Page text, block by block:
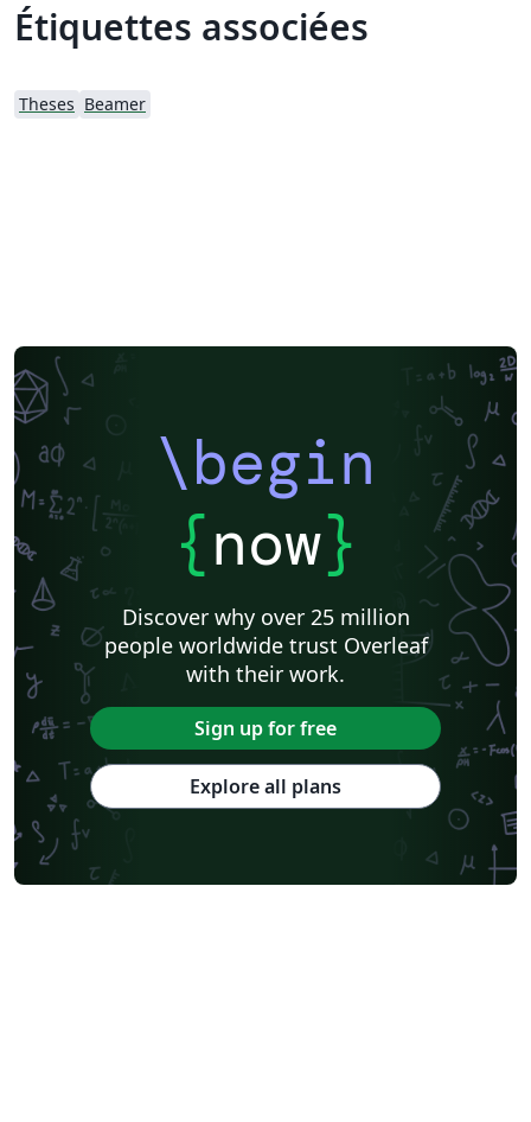
Étiquettes associées
Theses Beamer
\begin
{now}
Discover why over 25 million
people worldwide trust Overleaf
with their work.
Sign up for free
Explore all plans